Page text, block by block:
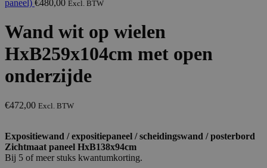
paneel) €480,00 Excl. BTW
Wand wit op wielen
HxB259x104cm met open
onderzijde
€472,00 Excl. BTW
Expositiewand / expositiepaneel / scheidingswand / posterbord
Zichtmaat paneel HxB138x94cm
Bij 5 of meer stuks kwantumkorting.